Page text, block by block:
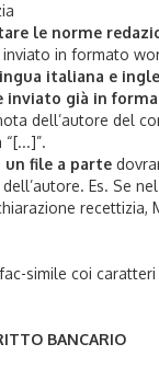
le norme
in formato
italiana e
inviato già in
dell’autore del
un file a parte
Es. Se
recettizia,
simile coi
BANCARIO